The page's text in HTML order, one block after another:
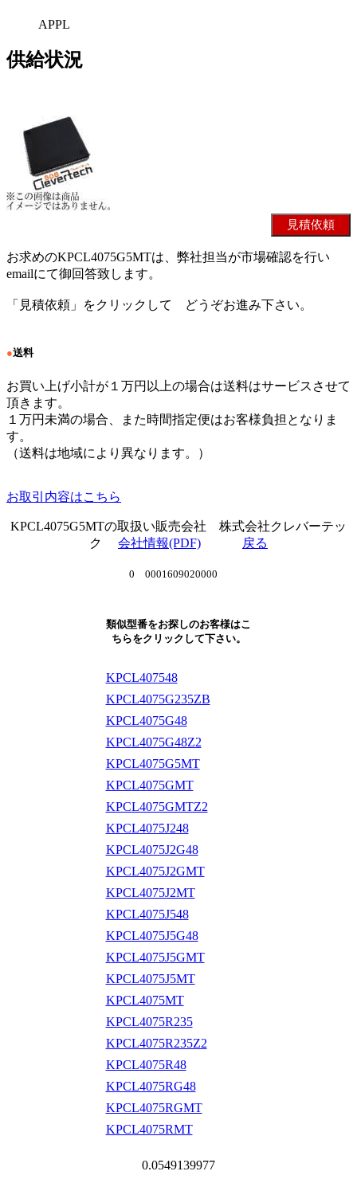
APPL
供給状況
お求めのKPCL4075G5MTは、弊社担当が市場確認を行い
emailにて御回答致します。
「見積依頼」をクリックして どうぞお進み下さい。
●送料
お買い上げ小計が１万円以上の場合は送料はサービスさせて
頂きます。
１万円未満の場合、また時間指定便はお客様負担となりま
す。
（送料は地域により異なります。）
お取引内容はこちら
KPCL4075G5MTの取扱い販売会社 株式会社クレバーテッ
ク 会社情報(PDF) 戻る
0 0001609020000
類似型番をお探しのお客様はこ
ちらをクリックして下さい。
KPCL407548
KPCL4075G235ZB
KPCL4075G48
KPCL4075G48Z2
KPCL4075G5MT
KPCL4075GMT
KPCL4075GMTZ2
KPCL4075J248
KPCL4075J2G48
KPCL4075J2GMT
KPCL4075J2MT
KPCL4075J548
KPCL4075J5G48
KPCL4075J5GMT
KPCL4075J5MT
KPCL4075MT
KPCL4075R235
KPCL4075R235Z2
KPCL4075R48
KPCL4075RG48
KPCL4075RGMT
KPCL4075RMT
0.0549139977